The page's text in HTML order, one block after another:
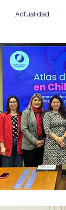
Actualidad
Proyectos